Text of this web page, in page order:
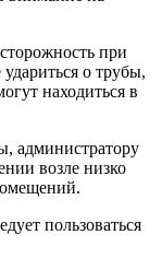
при
о трубы,
находиться в
администратору
возле низко
пользоваться